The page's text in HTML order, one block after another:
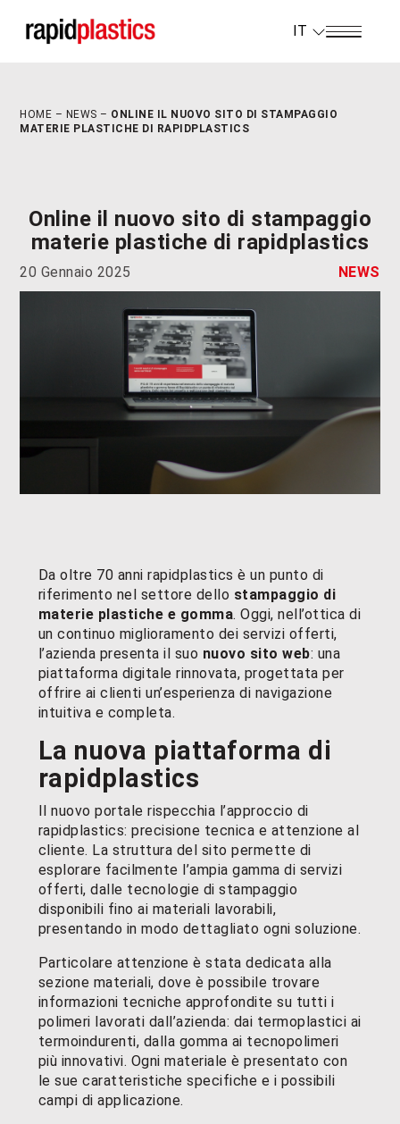
IT
HOME – NEWS – ONLINE IL NUOVO SITO DI STAMPAGGIO
MATERIE PLASTICHE DI RAPIDPLASTICS
Online il nuovo sito di stampaggio
materie plastiche di rapidplastics
20 Gennaio 2025 NEWS
Da oltre 70 anni rapidplastics è un punto di
riferimento nel settore dello stampaggio di
materie plastiche e gomma. Oggi, nell’ottica di
un continuo miglioramento dei servizi offerti,
l’azienda presenta il suo nuovo sito web: una
piattaforma digitale rinnovata, progettata per
offrire ai clienti un’esperienza di navigazione
intuitiva e completa.
La nuova piattaforma di
rapidplastics
Il nuovo portale rispecchia l’approccio di
rapidplastics: precisione tecnica e attenzione al
cliente. La struttura del sito permette di
esplorare facilmente l’ampia gamma di servizi
offerti, dalle tecnologie di stampaggio
disponibili fino ai materiali lavorabili,
presentando in modo dettagliato ogni soluzione.
Particolare attenzione è stata dedicata alla
sezione materiali, dove è possibile trovare
informazioni tecniche approfondite su tutti i
polimeri lavorati dall’azienda: dai termoplastici ai
termoindurenti, dalla gomma ai tecnopolimeri
più innovativi. Ogni materiale è presentato con
le sue caratteristiche specifiche e i possibili
campi di applicazione.